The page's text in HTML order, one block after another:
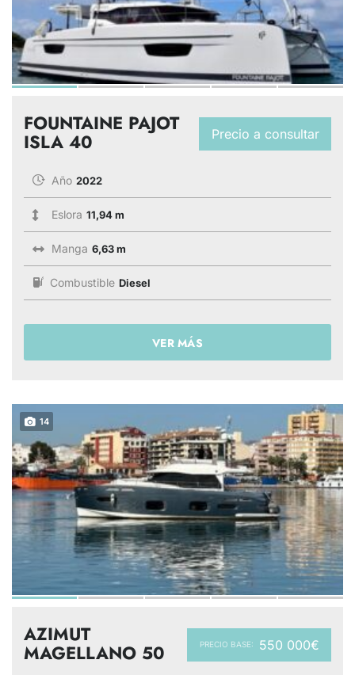
Precio a consultar
FOUNTAINE PAJOT
ISLA 40
Año 2022
Eslora 11,94 m
Manga 6,63 m
Combustible Diesel
VER MÁS
14
PRECIO BASE: 550 000€
AZIMUT
MAGELLANO 50